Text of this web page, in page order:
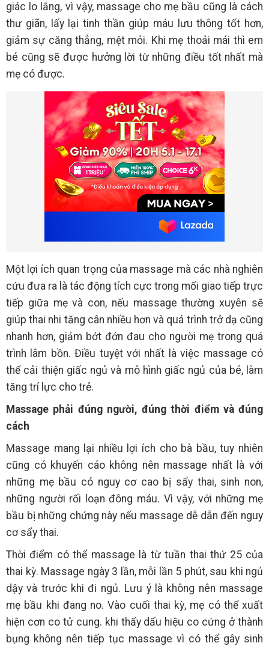
giác lo lắng, vì vậy, massage cho mẹ bầu cũng là cách
thư giãn, lấy lại tinh thần giúp máu lưu thông tốt hơn,
giảm sự căng thẳng, mệt mỏi. Khi mẹ thoải mái thì em
bé cũng sẽ được hưởng lời từ những điều tốt nhất mà
mẹ có được.
Một lợi ích quan trọng của massage mà các nhà nghiên
cứu đưa ra là tác động tích cực trong mối giao tiếp trực
tiếp giữa mẹ và con, nếu massage thường xuyên sẽ
giúp thai nhi tăng cân nhiều hơn và quá trình trở dạ cũng
nhanh hơn, giảm bớt đớn đau cho người mẹ trong quá
trình lâm bồn. Điều tuyệt với nhất là việc massage có
thể cải thiện giấc ngủ và mô hình giấc ngủ của bé, làm
tăng trí lực cho trẻ.
Massage phải đúng người, đúng thời điểm và đúng
cách
Massage mang lại nhiều lợi ích cho bà bầu, tuy nhiên
cũng có khuyến cáo không nên massage nhất là với
những mẹ bầu có nguy cơ cao bị sẩy thai, sinh non,
những người rối loạn đông máu. Vì vậy, với những mẹ
bầu bị những chứng này nếu massage dễ dẫn đến nguy
cơ sẩy thai.
Thời điểm có thể massage là từ tuần thai thứ 25 của
thai kỳ. Massage ngày 3 lần, mỗi lần 5 phút, sau khi ngủ
dậy và trước khi đi ngủ. Lưu ý là không nên massage
mẹ bầu khi đang no. Vào cuối thai kỳ, mẹ có thể xuất
hiện cơn co tử cung. khi thấy dấu hiệu co cứng ở thành
bụng không nên tiếp tục massage vì có thể gây sinh